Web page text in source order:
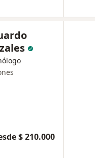
$ 210.000